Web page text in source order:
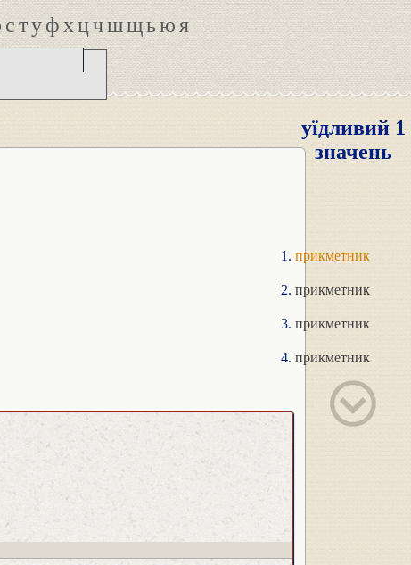
стуфхцчшщьюя
уїдливий 1
значень
прикметник
прикметник
прикметник
прикметник